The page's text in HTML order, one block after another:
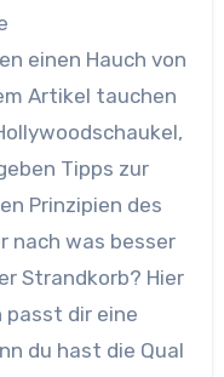
einen Hauch von
Artikel tauchen
Tipps zur
Prinzipien des
nach was besser
Strandkorb? Hier
passt dir eine
du hast die Qual